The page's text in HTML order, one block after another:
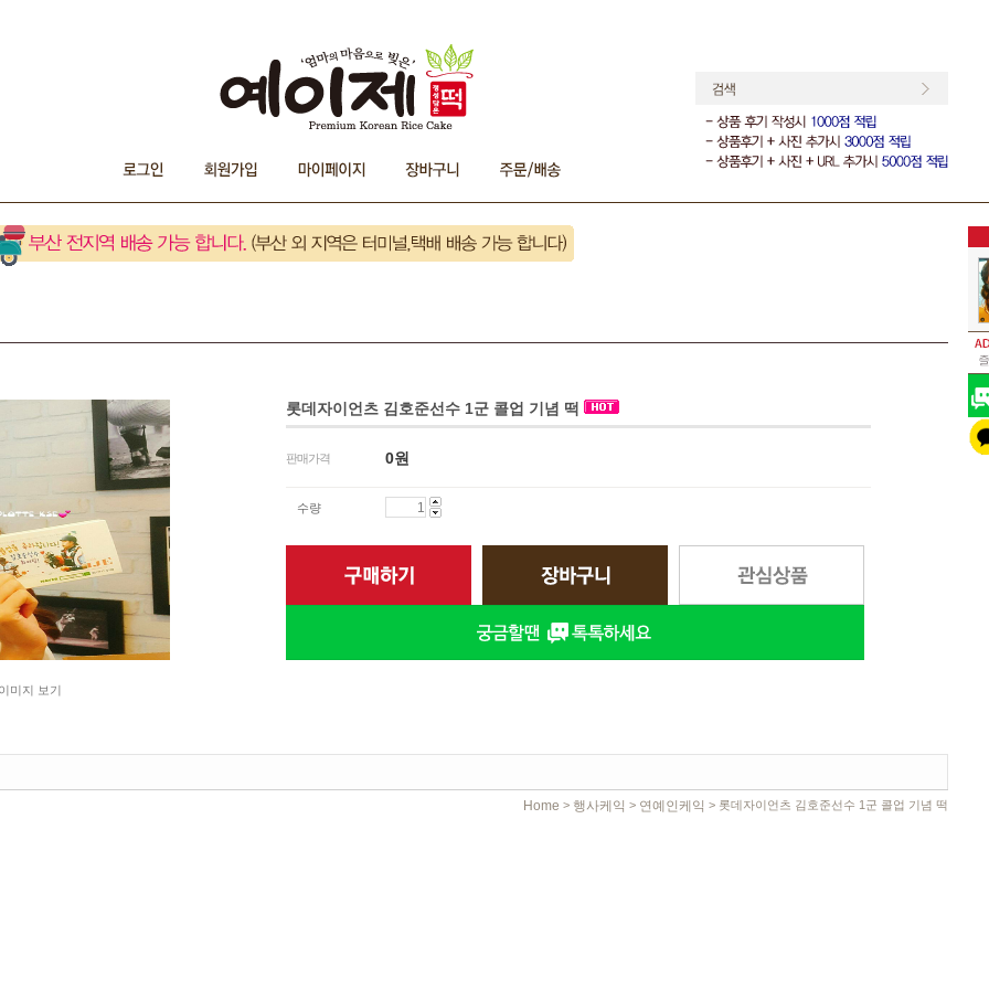
미지 보기
롯데자이언츠 김호준선수 1군 콜업 기념 떡
판매가격 0원
수량
Home > 행사케익 > 연예인케익 > 롯데자이언츠 김호준선수 1군 콜업 기념 떡